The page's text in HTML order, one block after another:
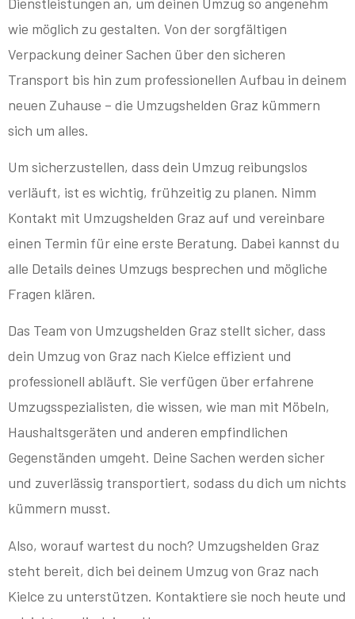
wie möglich zu gestalten. Von der sorgfältigen
Verpackung deiner Sachen über den sicheren
Transport bis hin zum professionellen Aufbau in deinem
neuen Zuhause – die Umzugshelden Graz kümmern
sich um alles.
Um sicherzustellen, dass dein Umzug reibungslos
verläuft, ist es wichtig, frühzeitig zu planen. Nimm
Kontakt mit Umzugshelden Graz auf und vereinbare
einen Termin für eine erste Beratung. Dabei kannst du
alle Details deines Umzugs besprechen und mögliche
Fragen klären.
Das Team von Umzugshelden Graz stellt sicher, dass
dein Umzug von Graz nach Kielce effizient und
professionell abläuft. Sie verfügen über erfahrene
Umzugsspezialisten, die wissen, wie man mit Möbeln,
Haushaltsgeräten und anderen empfindlichen
Gegenständen umgeht. Deine Sachen werden sicher
und zuverlässig transportiert, sodass du dich um nichts
kümmern musst.
Also, worauf wartest du noch? Umzugshelden Graz
steht bereit, dich bei deinem Umzug von Graz nach
Kielce zu unterstützen. Kontaktiere sie noch heute und